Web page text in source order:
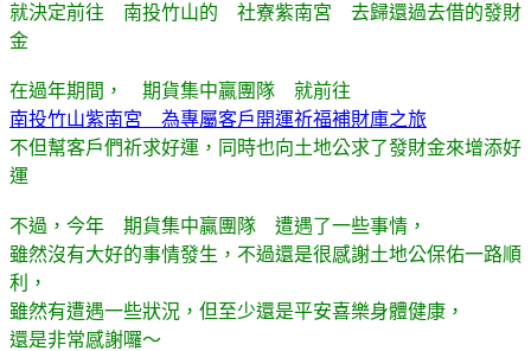
就決定前往 南投竹山的 社寮紫南宮 去歸還過去借的發財
金
在過年期間， 期貨集中贏團隊 就前往
南投竹山紫南宮 為專屬客戶開運祈福補財庫之旅
不但幫客戶們祈求好運，同時也向土地公求了發財金來增添好
運
不過，今年 期貨集中贏團隊 遭遇了一些事情，
雖然沒有大好的事情發生，不過還是很感謝土地公保佑一路順
利，
雖然有遭遇一些狀況，但至少還是平安喜樂身體健康，
還是非常感謝囉～